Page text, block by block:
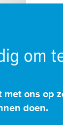
om
met ons op
doen.